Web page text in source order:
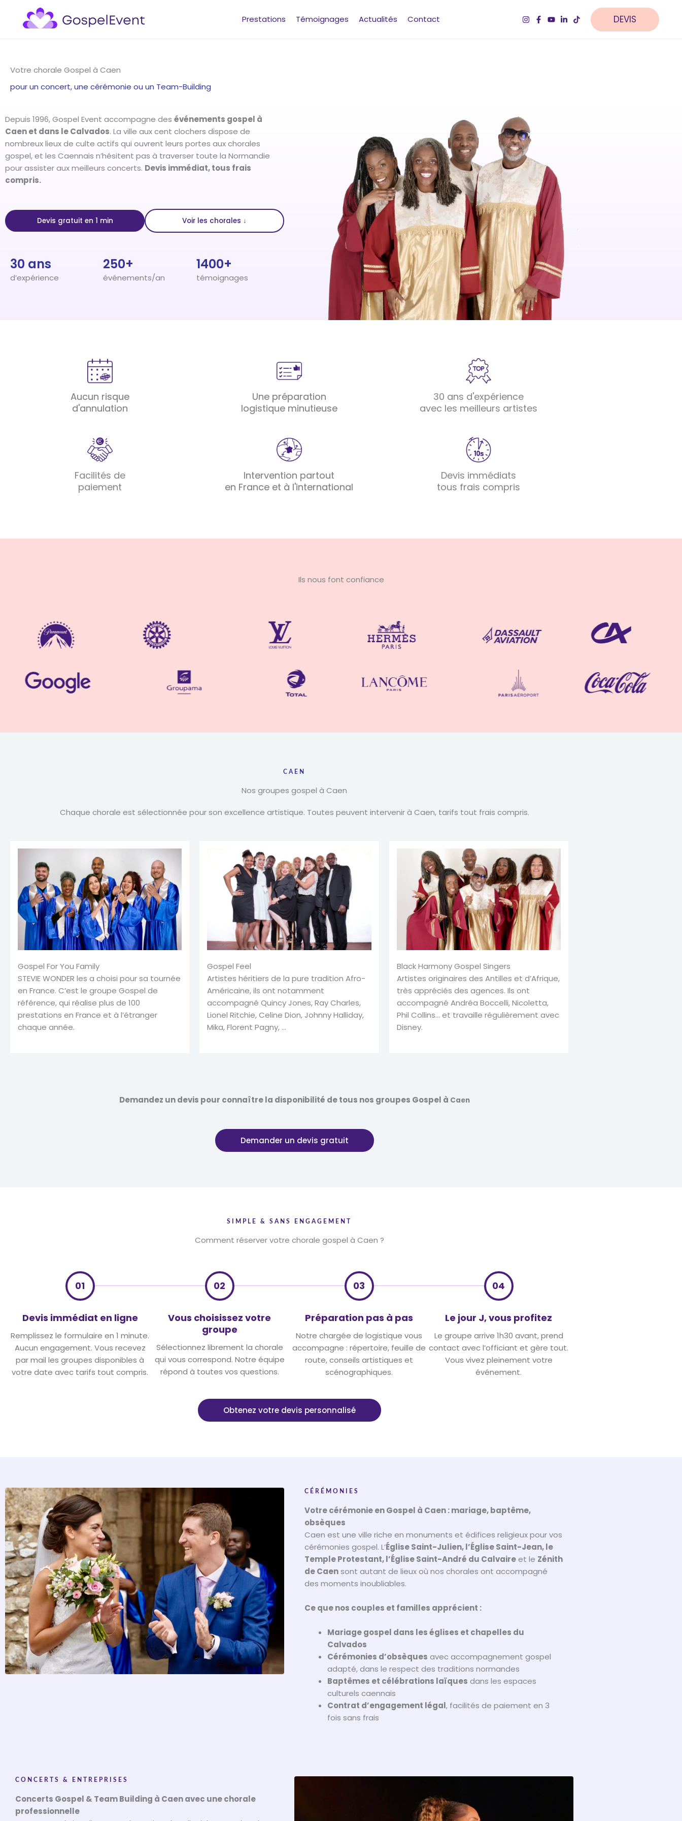
contenu
Prestations Témoignages Actualités Contact DEVIS
Votre chorale Gospel à Caen
pour un concert, une cérémonie ou un Team-Building
Depuis 1996, Gospel Event accompagne des événements gospel à
Caen et dans le Calvados. La ville aux cent clochers dispose de
nombreux lieux de culte actifs qui ouvrent leurs portes aux chorales
gospel, et les Caennais n’hésitent pas à traverser toute la Normandie
pour assister aux meilleurs concerts. Devis immédiat, tous frais
compris.
Devis gratuit en 1 min Voir les chorales ↓
30 ans
d’expérience
250+
événements/an
1400+
témoignages
Aucun risque
d'annulation
Une préparation
logistique minutieuse
30 ans d'expérience
avec les meilleurs artistes
Facilités de
paiement
Intervention partout
en France et à l'international
Devis immédiats
tous frais compris
Ils nous font confiance
CAEN
Nos groupes gospel à Caen
Chaque chorale est sélectionnée pour son excellence artistique. Toutes peuvent intervenir à Caen, tarifs tout frais compris.
Gospel For You Family
STEVIE WONDER les a choisi pour sa tournée
en France. C’est le groupe Gospel de
référence, qui réalise plus de 100
prestations en France et à l’étranger
chaque année.
Gospel Feel
Artistes héritiers de la pure tradition Afro-
Américaine, ils ont notamment
accompagné Quincy Jones, Ray Charles,
Lionel Ritchie, Celine Dion, Johnny Halliday,
Mika, Florent Pagny, …
Black Harmony Gospel Singers
Artistes originaires des Antilles et d’Afrique,
très appréciés des agences. Ils ont
accompagné Andréa Boccelli, Nicoletta,
Phil Collins… et travaille régulièrement avec
Disney.
Demandez un devis pour connaître la disponibilité de tous nos groupes Gospel à Caen
Demander un devis gratuit
SIMPLE & SANS ENGAGEMENT
Comment réserver votre chorale gospel à Caen ?
01
Devis immédiat en ligne
Remplissez le formulaire en 1 minute.
Aucun engagement. Vous recevez
par mail les groupes disponibles à
votre date avec tarifs tout compris.
02
Vous choisissez votre
groupe
Sélectionnez librement la chorale
qui vous correspond. Notre équipe
répond à toutes vos questions.
03
Préparation pas à pas
Notre chargée de logistique vous
accompagne : répertoire, feuille de
route, conseils artistiques et
scénographiques.
04
Le jour J, vous profitez
Le groupe arrive 1h30 avant, prend
contact avec l’officiant et gère tout.
Vous vivez pleinement votre
événement.
Obtenez votre devis personnalisé
CÉRÉMONIES
Votre cérémonie en Gospel à Caen : mariage, baptême,
obsèques
Caen est une ville riche en monuments et édifices religieux pour vos
cérémonies gospel. L’Église Saint-Julien, l’Église Saint-Jean, le
Temple Protestant, l’Église Saint-André du Calvaireet le Zénith
de Caensont autant de lieux où nos chorales ont accompagné
des moments inoubliables.
Ce que nos couples et familles apprécient :
Mariage gospel dans les églises et chapelles du
Calvados
Cérémonies d’obsèques avec accompagnement gospel
adapté, dans le respect des traditions normandes
Baptêmes et célébrations laïques dans les espaces
culturels caennais
Contrat d’engagement légal, facilités de paiement en 3
fois sans frais
CONCERTS & ENTREPRISES
Concerts Gospel & Team Building à Caen avec une chorale
professionnelle